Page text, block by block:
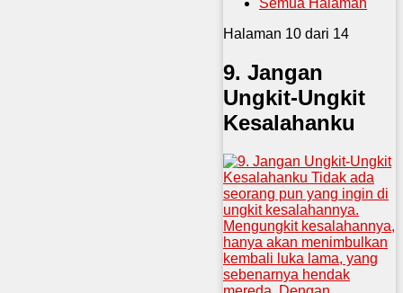
Semua Halaman
Halaman 10 dari 14
9. Jangan
Ungkit-Ungkit
Kesalahanku